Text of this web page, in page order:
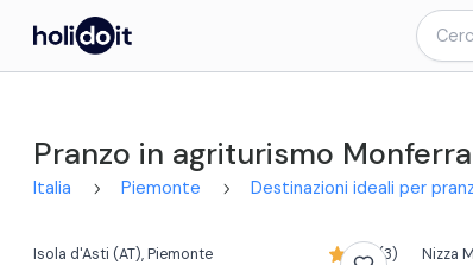
Pranzo in agriturismo
Italia Piemonte Destinazioni ideali per
Isola d'Asti (AT), Piemonte 5,0 (3) Nizza